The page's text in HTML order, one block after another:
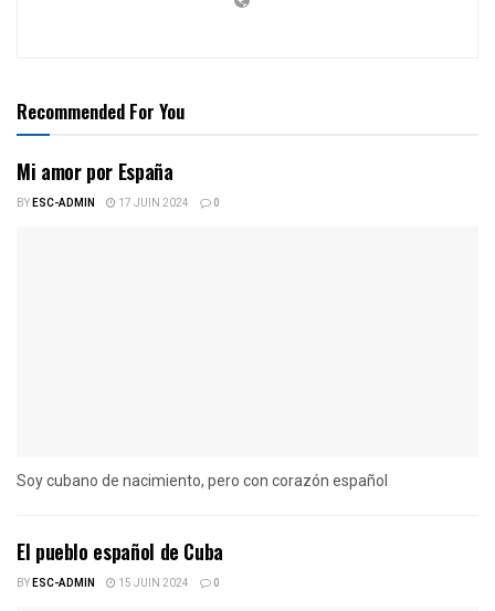
Recommended For You
Mi amor por España
BYESC-ADMIN 17 JUIN 2024 0
Soy cubano de nacimiento, pero con corazón español
El pueblo español de Cuba
BYESC-ADMIN 15 JUIN 2024 0